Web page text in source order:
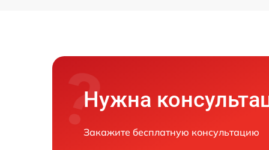
Нужна
Закажите бесплатную консультацию